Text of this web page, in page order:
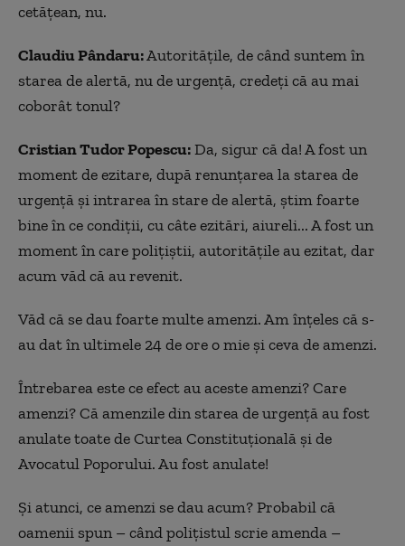
cetățean, nu.
Claudiu Pândaru:Autoritățile, de când suntem în
starea de alertă, nu de urgență, credeți că au mai
coborât tonul?
Cristian Tudor Popescu:Da, sigur că da! A fost un
moment de ezitare, după renunțarea la starea de
urgență și intrarea în stare de alertă, știm foarte
bine în ce condiții, cu câte ezitări, aiureli... A fost un
moment în care polițiștii, autoritățile au ezitat, dar
acum văd că au revenit.
Văd că se dau foarte multe amenzi. Am înțeles că s-
au dat în ultimele 24 de ore o mie și ceva de amenzi.
Întrebarea este ce efect au aceste amenzi? Care
amenzi? Că amenzile din starea de urgență au fost
anulate toate de Curtea Constituțională și de
Avocatul Poporului. Au fost anulate!
Și atunci, ce amenzi se dau acum? Probabil că
oamenii spun – când polițistul scrie amenda –